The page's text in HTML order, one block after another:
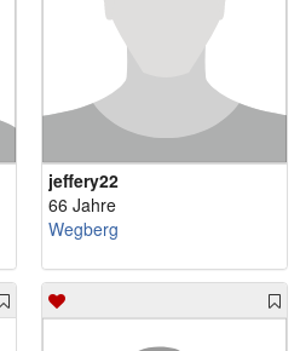
jeffery22
66 Jahre
Wegberg